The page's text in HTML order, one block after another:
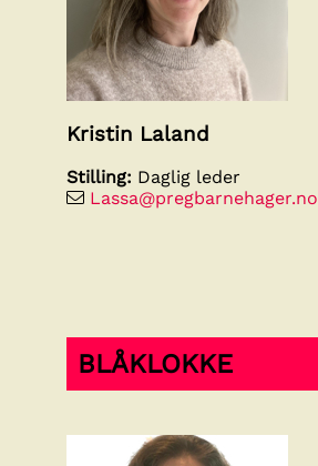
Kristin Laland
Stilling: Daglig leder
Lassa@pregbarnehager.no
BLÅKLOKKE